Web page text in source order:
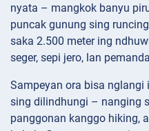
nyata – mangkok banyu
puncak gunung sing
saka 2.500 meter ing
seger, sepi jero, lan
Sampeyan ora bisa nglangi
sing dilindhungi – nanging
panggonan kanggo hiking,